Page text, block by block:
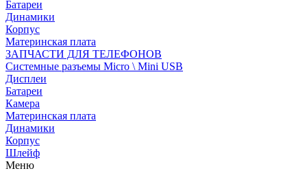
Батареи
Динамики
Корпус
Материнская плата
ЗАПЧАСТИ ДЛЯ ТЕЛЕФОНОВ
Системные разъемы Micro \ Mini USB
Дисплеи
Батареи
Камера
Материнская плата
Динамики
Корпус
Шлейф
Меню